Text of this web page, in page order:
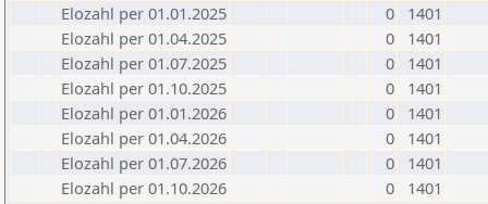
Elozahl per 01.01.2025
0
1401
Elozahl per 01.04.2025
0
1401
Elozahl per 01.07.2025
0
1401
Elozahl per 01.10.2025
0
1401
Elozahl per 01.01.2026
0
1401
Elozahl per 01.04.2026
0
1401
Elozahl per 01.07.2026
0
1401
Elozahl per 01.10.2026
0 1401